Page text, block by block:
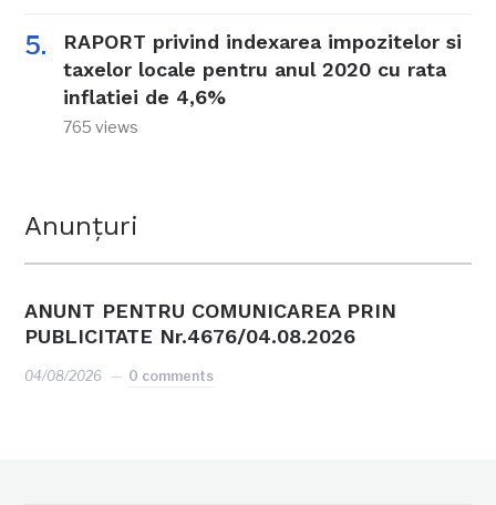
RAPORT privind indexarea impozitelor si
taxelor locale pentru anul 2020 cu rata
inflatiei de 4,6%
765 views
Anunțuri
ANUNT PENTRU COMUNICAREA PRIN
PUBLICITATE Nr.4676/04.08.2026
04/08/2026 0 comments